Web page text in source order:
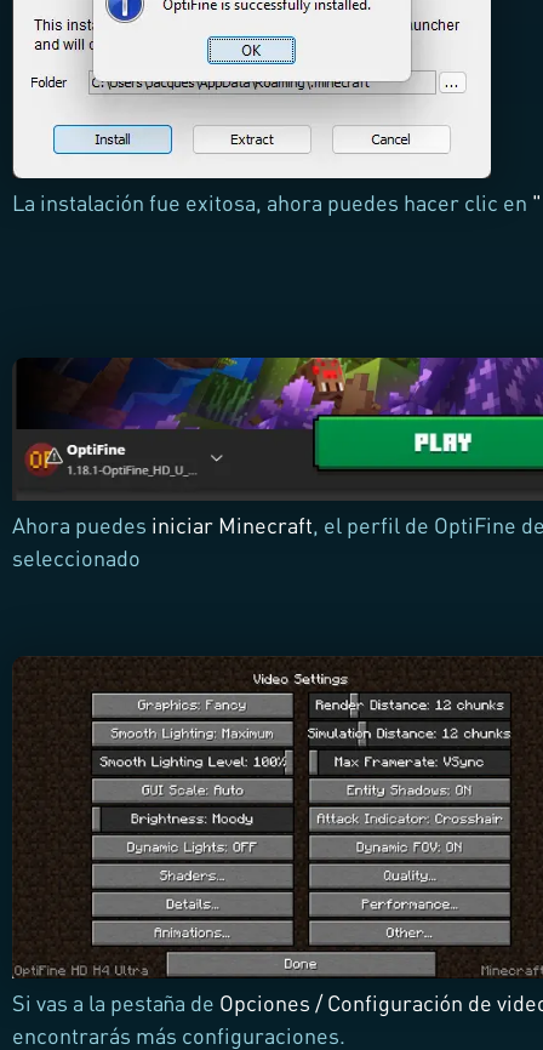
La instalación fue exitosa, ahora puedes hacer clic en
Ahora puedes iniciar Minecraft, el perfil de OptiFine
seleccionado
Si vas a la pestaña de Opciones / Configuración de
encontrarás más configuraciones.